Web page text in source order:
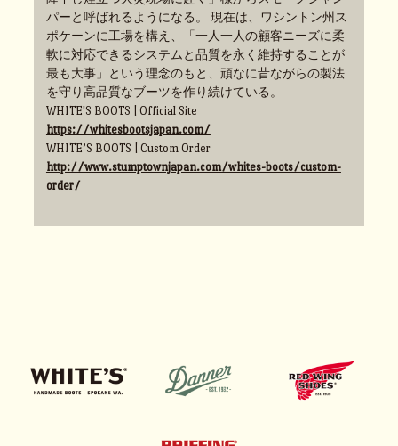
パーと呼ばれるようになる。 現在は、ワシントン州ス
ポケーンに工場を構え、「一人一人の顧客ニーズに柔
軟に対応できるシステムと品質を永く維持することが
最も大事」という理念のもと、頑なに昔ながらの製法
を守り高品質なブーツを作り続けている。
WHITE'S BOOTS | Official Site
https://whitesbootsjapan.com/
WHITE’S BOOTS | Custom Order
http://www.stumptownjapan.com/whites-boots/custom-
order/